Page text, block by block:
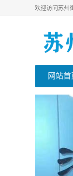
欢迎访问苏州
网站首